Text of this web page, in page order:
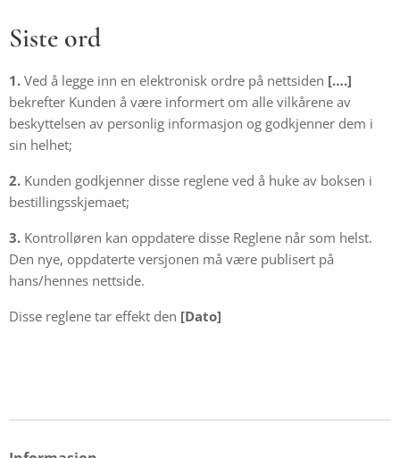
Siste ord
1. Ved å legge inn en elektronisk ordre på nettsiden [….]
bekrefter Kunden å være informert om alle vilkårene av
beskyttelsen av personlig informasjon og godkjenner dem i
sin helhet;
2. Kunden godkjenner disse reglene ved å huke av boksen i
bestillingsskjemaet;
3. Kontrolløren kan oppdatere disse Reglene når som helst.
Den nye, oppdaterte versjonen må være publisert på
hans/hennes nettside.
Disse reglene tar effekt den [Dato]